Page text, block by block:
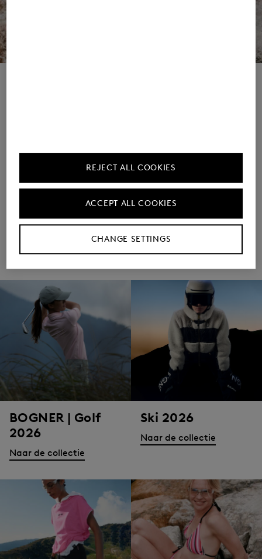
BOGNER | Golf
2026
Naar de collectie
Ski 2026
Naar de collectie
CHANGE SETTINGS
REJECT ALL COOKIES
ACCEPT ALL COOKIES